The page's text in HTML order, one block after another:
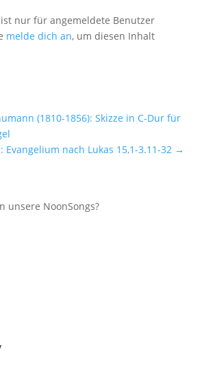
nur für angemeldete Benutzer
melde dich an, um diesen Inhalt
(1810-1856): Skizze in C-Dur für
Evangelium nach Lukas 15,1-3.11-32 →
unsere NoonSongs?